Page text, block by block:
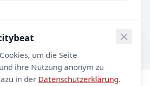
um die Seite
ihre Nutzung anonym zu
in der Datenschutzerklärung.